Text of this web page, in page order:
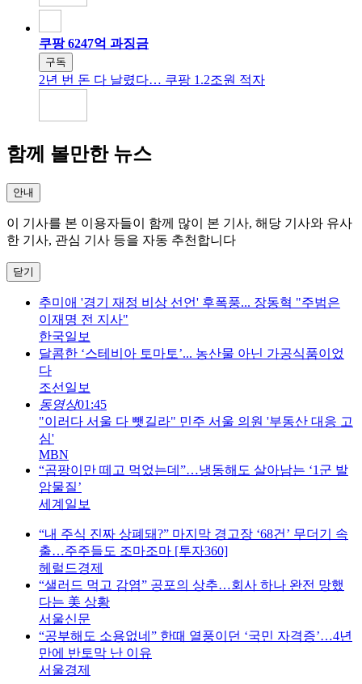
쿠팡 6247억 과징금
구독
2년 번 돈 다 날렸다… 쿠팡 1.2조원 적자
함께 볼만한 뉴스
안내
이 기사를 본 이용자들이 함께 많이 본 기사, 해당 기사와 유사
한 기사, 관심 기사 등을 자동 추천합니다
닫기
추미애 '경기 재정 비상 선언' 후폭풍... 장동혁 "주범은
이재명 전 지사"
한국일보
달콤한 ‘스테비아 토마토’... 농산물 아닌 가공식품이었
다
조선일보
동영상01:45
"이러다 서울 다 뺏길라" 민주 서울 의원 '부동산 대응 고
심'
MBN
“곰팡이만 떼고 먹었는데”…냉동해도 살아남는 ‘1군 발
암물질’
세계일보
“내 주식 진짜 상폐돼?” 마지막 경고장 ‘68건’ 무더기 속
출…주주들도 조마조마 [투자360]
헤럴드경제
“샐러드 먹고 감염” 공포의 상추…회사 하나 완전 망했
다는 美 상황
서울신문
“공부해도 소용없네” 한때 열풍이던 ‘국민 자격증’…4년
만에 반토막 난 이유
서울경제